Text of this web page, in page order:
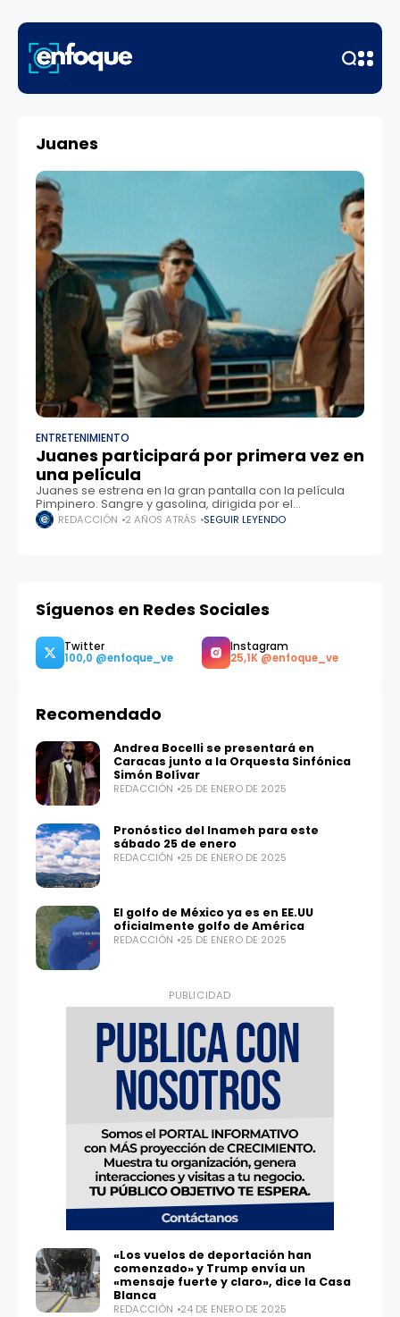
Juanes
ENTRETENIMIENTO
Juanes participará por primera vez en
una película
Juanes se estrena en la gran pantalla con la película
Pimpinero. Sangre y gasolina, dirigida por el
colombiano Andrés Baiz, una cinta que llegará el
próximo jueves a las salas
REDACCIÓN 2 AÑOS ATRÁS SEGUIR LEYENDO
Síguenos en Redes Sociales
Twitter
Recomendado
Andrea Bocelli se presentará en
Caracas junto a la Orquesta Sinfónica
Simón Bolívar
REDACCIÓN 25 DE ENERO DE 2025
Pronóstico del Inameh para este
sábado 25 de enero
REDACCIÓN 25 DE ENERO DE 2025
El golfo de México ya es en EE.UU
oficialmente golfo de América
REDACCIÓN 25 DE ENERO DE 2025
PUBLICIDAD
«Los vuelos de deportación han
comenzado» y Trump envía un
«mensaje fuerte y claro», dice la Casa
Blanca
REDACCIÓN 24 DE ENERO DE 2025